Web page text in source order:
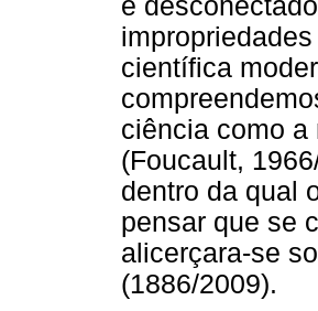
e
científica
ciência como a
(Foucault,
dentro da qual
pensar que se
alicerçara-se
(1886/2009).